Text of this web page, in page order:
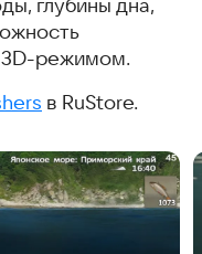
глубины дна,
3D-режимом.
в RuStore.